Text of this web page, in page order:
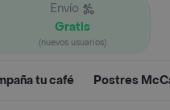
Envío
Gratis
(nuevos usuarios)
tu café Postres